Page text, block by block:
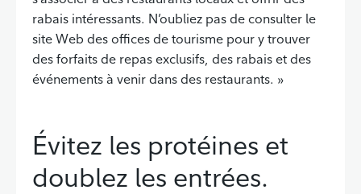
rabais intéressants. N’oubliez pas de consulter le
site Web des offices de tourisme pour y trouver
des forfaits de repas exclusifs, des rabais et des
événements à venir dans des restaurants. »
Évitez les protéines et
doublez les entrées.